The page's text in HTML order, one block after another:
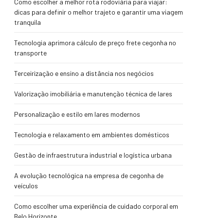
Como escolher a melhor rota rodoviária para viajar:
dicas para definir o melhor trajeto e garantir uma viagem
tranquila
Tecnologia aprimora cálculo de preço frete cegonha no
transporte
Terceirização e ensino a distância nos negócios
Valorização imobiliária e manutenção técnica de lares
Personalização e estilo em lares modernos
Tecnologia e relaxamento em ambientes domésticos
Gestão de infraestrutura industrial e logística urbana
A evolução tecnológica na empresa de cegonha de
veículos
Como escolher uma experiência de cuidado corporal em
Belo Horizonte